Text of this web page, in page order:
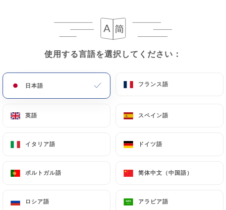
使用する言語を選択してください：
日本語 フランス語
英語 スペイン語
イタリア語 ドイツ語
ポルトガル語 简体中文（中国語）
ロシア語 アラビア語
使用する言語を選択してください：
日本語 フランス語
英語 スペイン語
イタリア語 ドイツ語
ポルトガル語 简体中文（中国語）
ロシア語 アラビア語